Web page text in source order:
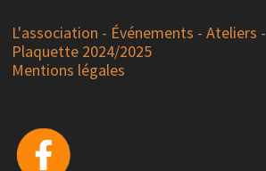
L'association - Événements -Ateliers -
Plaquette 2024/2025
Mentions légales